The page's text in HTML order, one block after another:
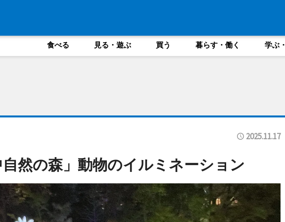
食べる 見る・遊ぶ 買う 暮らす・働く 学ぶ
2025.11.17
然の森」動物のイルミネーション